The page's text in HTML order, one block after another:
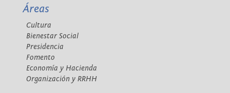
Áreas
Cultura
Bienestar Social
Presidencia
Fomento
Economía y Hacienda
Organización y RRHH